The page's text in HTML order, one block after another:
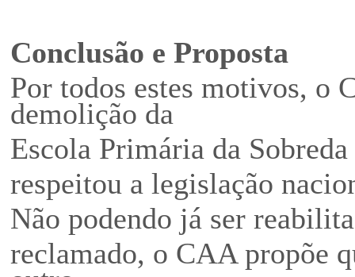
Conclusão e Proposta
Por todos estes motivos, o
demolição da
Escola Primária da
respeitou a legislação
Não podendo já ser
reclamado, o CAA propõe